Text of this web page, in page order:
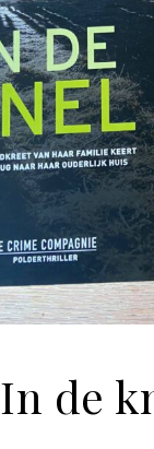
In de